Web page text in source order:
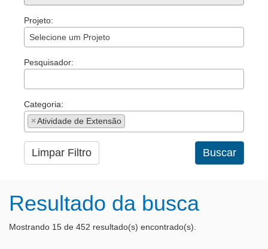
Projeto:
Selecione um Projeto
Pesquisador:
Categoria:
×Atividade de Extensão
Limpar Filtro Buscar
Resultado da busca
Mostrando 15 de 452 resultado(s) encontrado(s).